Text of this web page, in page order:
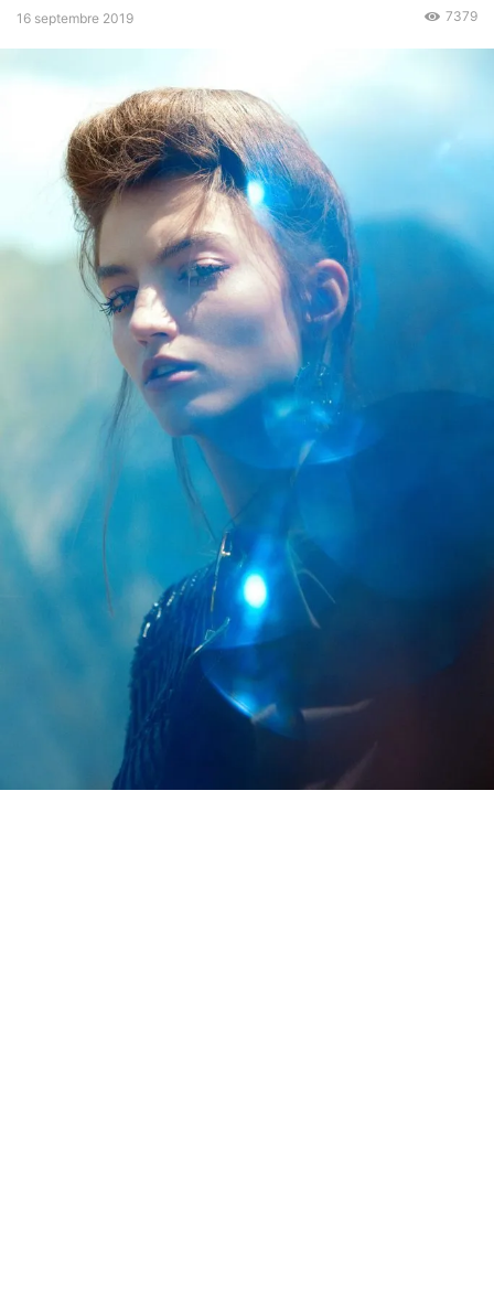
16 septembre 2019 7379